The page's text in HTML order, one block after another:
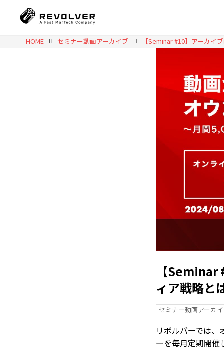
HOME セミナー動画アーカイブ
【
ィア戦略と
セミナー動画アーカ
リボルバーでは
ーを毎月定期開催